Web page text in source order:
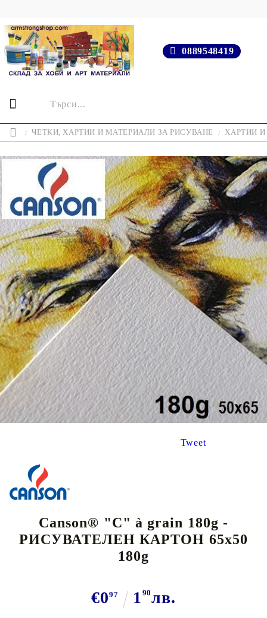
0889548419
ЧЕТКИ, ХАРТИИ И МАТЕРИАЛИ ЗА РИСУВАНЕ ХАРТИИ
Tweet
Canson® "C" à grain 180g -
РИСУВАТЕЛЕН КАРТОН 65х50
180g
€097 1 90лв.